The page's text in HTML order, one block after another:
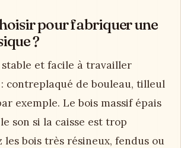
pour fabriquer une
?
stable et facile à travailler
contreplaqué de bouleau, tilleul
exemple. Le bois massif épais
son si la caisse est trop
les bois très résineux, fendus ou